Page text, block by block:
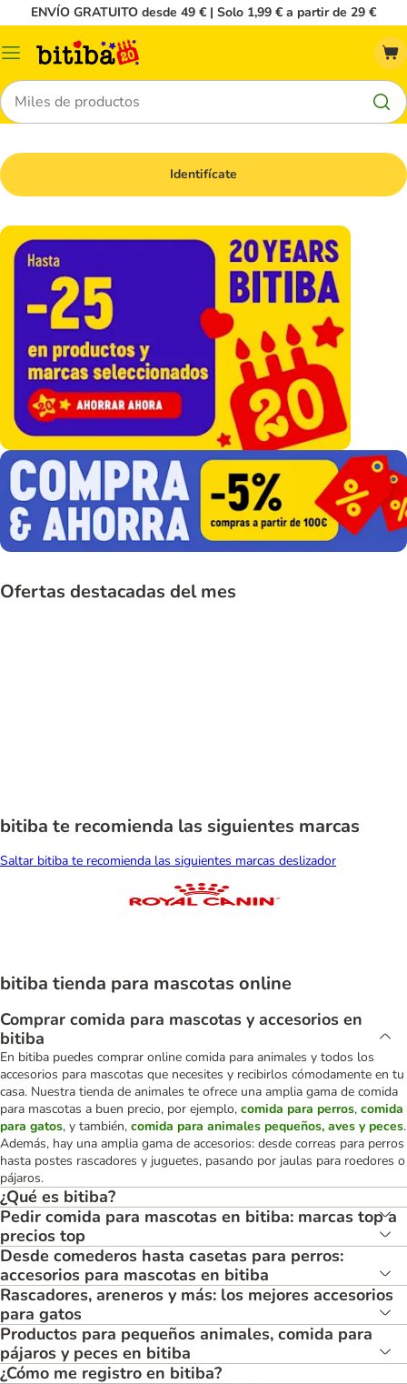
ENVÍO GRATUITO desde 49 € | Solo 1,99 € a partir de 29 €
Menú
Buscar
Identifícate
Ofertas destacadas del mes
bitiba te recomienda las siguientes marcas
Saltar bitiba te recomienda las siguientes marcas deslizador
bitiba tienda para mascotas online
Comprar comida para mascotas y accesorios en
bitiba
En bitiba puedes comprar online comida para animales y todos los
accesorios para mascotas que necesites y recibirlos cómodamente en tu
casa. Nuestra tienda de animales te ofrece una amplia gama de comida
para mascotas a buen precio, por ejemplo, comida para perros, comida
para gatos, y también, comida para animales pequeños, aves y peces.
Además, hay una amplia gama de accesorios: desde correas para perros
hasta postes rascadores y juguetes, pasando por jaulas para roedores o
pájaros.
¿Qué es bitiba?
Pedir comida para mascotas en bitiba: marcas top a
precios top
Desde comederos hasta casetas para perros:
accesorios para mascotas en bitiba
Rascadores, areneros y más: los mejores accesorios
para gatos
Productos para pequeños animales, comida para
pájaros y peces en bitiba
¿Cómo me registro en bitiba?